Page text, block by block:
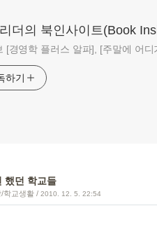
더의 북인사이트(Book
[경영학 플러스 알파], [주말에 어
하기
했던 학교들
학교생활 / 2010. 12. 5. 22:54